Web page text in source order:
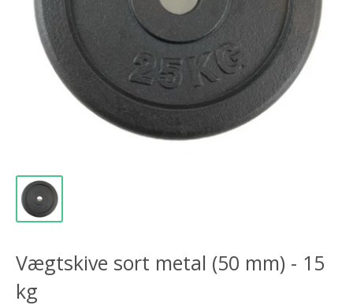
Vægtskive sort metal (50 mm) - 15
kg